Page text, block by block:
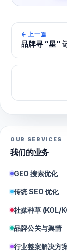
← 上一篇
品牌寻 “星”
OUR SERVICES
我们的业务
GEO 搜索优化
传统 SEO 优化
社媒种草 (KOL/
品牌公关与舆情
行业整案解决方